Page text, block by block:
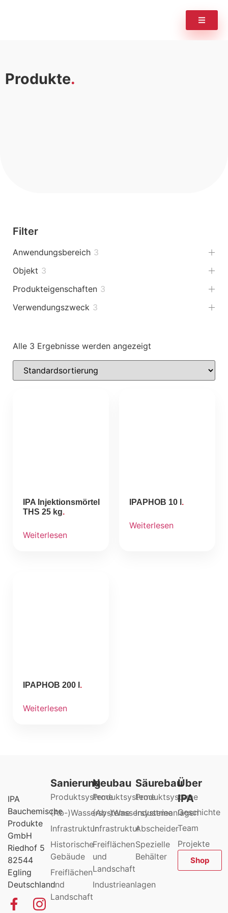
Produkte
Filter
Anwendungsbereich 3
Objekt 3
Produkteigenschaften 3
Verwendungszweck 3
Alle 3 Ergebnisse werden angezeigt
IPA Injektionsmörtel
THS 25 kg
Weiterlesen
IPAPHOB 10 l
Weiterlesen
IPAPHOB 200 l
Weiterlesen
IPA
Bauchemische
Produkte
GmbH
Riedhof 5
82544
Egling
Deutschland
Sanierung
Produktsysteme
(Ab-)Wassersysteme
Infrastruktur
Historische
Gebäude
Freiflächen
und
Landschaft
Neubau
Produktsysteme
(Ab-)Wassersysteme
Infrastruktur
Freiflächen
und
Landschaft
Industrieanlagen
Säurebau
Produktsysteme
Industrieanlagen
Abscheider
Spezielle
Behälter
Über
IPA
Geschichte
Team
Projekte
Shop